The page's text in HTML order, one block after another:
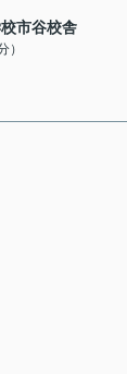
市谷校舎
）